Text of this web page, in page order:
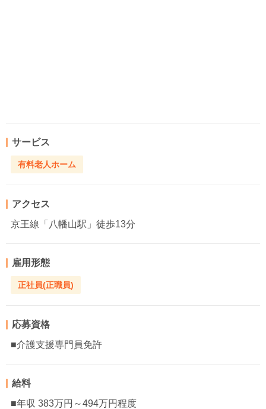
サービス
有料老人ホーム
アクセス
京王線「八幡山駅」徒歩13分
雇用形態
正社員(正職員)
応募資格
■介護支援専門員免許
給料
■年収 383万円～494万円程度